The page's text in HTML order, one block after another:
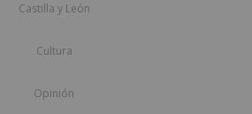
Castilla y León
Cultura
Opinión